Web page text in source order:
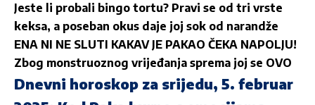
Jeste li probali bingo tortu? Pravi se od tri vrste
keksa, a poseban okus daje joj sok od narandže
ENA NI NE SLUTI KAKAV JE PAKAO ČEKA NAPOLJU!
Zbog monstruoznog vrijeđanja sprema joj se OVO
Dnevni horoskop za srijedu, 5. februar